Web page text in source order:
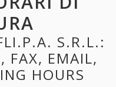
S.R.L.:
FAX, EMAIL,
HOURS